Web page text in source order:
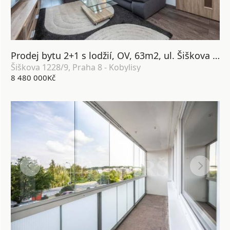
Prodej bytu 2+1 s lodžií, OV, 63m2, ul. Šiškova 1228/9, Praha 8 - Kobylisy
Šiškova 1228/9, Praha 8 - Kobylisy
8 480 000Kč